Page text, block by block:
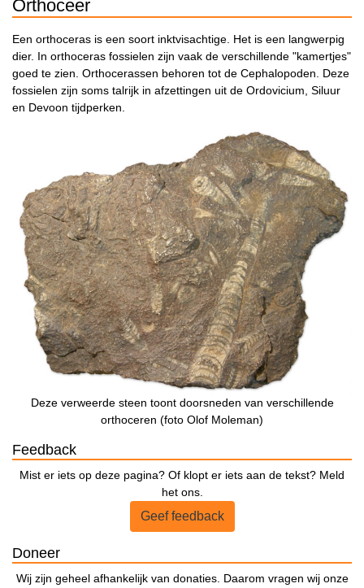
Orthoceer
Een orthoceras is een soort inktvisachtige. Het is een langwerpig
dier. In orthoceras fossielen zijn vaak de verschillende "kamertjes"
goed te zien. Orthocerassen behoren tot de Cephalopoden. Deze
fossielen zijn soms talrijk in afzettingen uit de Ordovicium, Siluur
en Devoon tijdperken.
Deze verweerde steen toont doorsneden van verschillende
orthoceren (foto Olof Moleman)
Feedback
Mist er iets op deze pagina? Of klopt er iets aan de tekst? Meld
het ons.
Geef feedback
Doneer
Wij zijn geheel afhankelijk van donaties. Daarom vragen wij onze